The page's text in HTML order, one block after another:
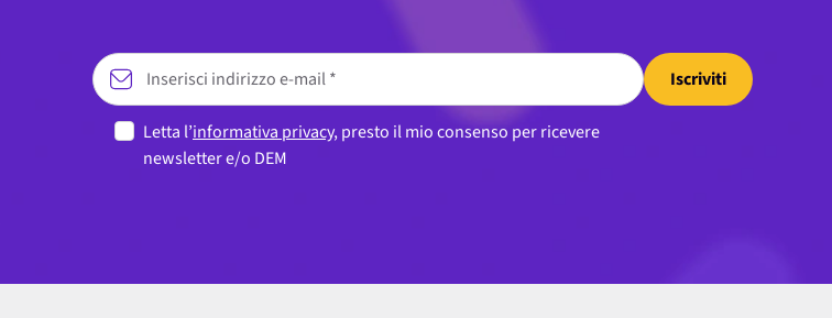
Iscriviti
Letta l’informativa privacy, presto il mio consenso per ricevere
newsletter e/o DEM